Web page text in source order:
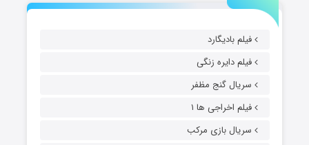
فیلم بادیگارد
فیلم دایره زنگی
سریال گنج مظفر
فیلم اخراجی ها ۱
سریال بازی مرکب